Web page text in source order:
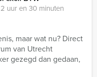
uur en 30 minuten
maar wat nu? Direct
van Utrecht
gezegd dan gedaan,